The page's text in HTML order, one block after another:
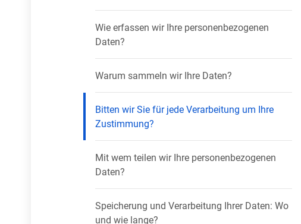
Wie erfassen wir Ihre personenbezogenen
Daten?
Warum sammeln wir Ihre Daten?
Bitten wir Sie für jede Verarbeitung um Ihre
Zustimmung?
Mit wem teilen wir Ihre personenbezogenen
Daten?
Speicherung und Verarbeitung Ihrer Daten: Wo
und wie lange?